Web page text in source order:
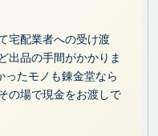
宅配業者への受け渡
出品の手間がかかりま
ったモノも錬金堂なら
の場で現金をお渡しで